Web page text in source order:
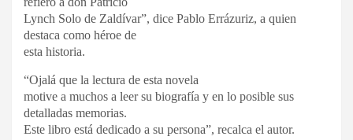
Lynch Solo de Zaldívar”, dice Pablo Errázuriz, a quien
destaca como héroe de
esta historia.
“Ojalá que la lectura de esta novela
motive a muchos a leer su biografía y en lo posible sus
detalladas memorias.
Este libro está dedicado a su persona”, recalca el autor.